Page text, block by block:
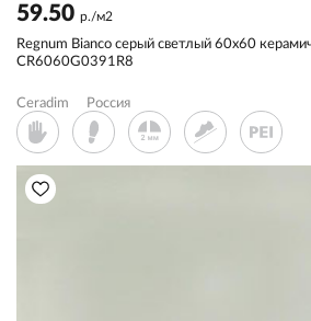
59.50 р./м2
Regnum Bianco серый светлый 60x60
CR6060G0391R8
Ceradim Россия